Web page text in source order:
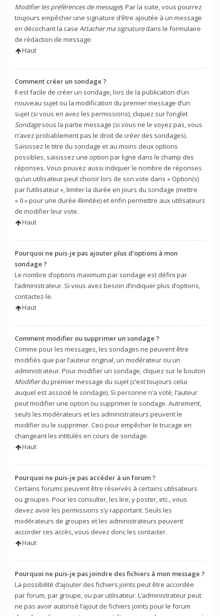
Modifier les préférences de message). Par la suite, vous pourrez
toujours empêcher une signature d’être ajoutée à un message
en décochant la case Attacher ma signaturedans le formulaire
de rédaction de message.
Haut
Comment créer un sondage ?
Il est facile de créer un sondage, lors de la publication d’un
nouveau sujet ou la modification du premier message d’un
sujet (si vous en avez les permissions), cliquez sur l’onglet
Sondagesous la partie message (si vous ne le voyez pas, vous
n’avez probablement pas le droit de créer des sondages).
Saisissez le titre du sondage et au moins deux options
possibles, saisissez une option par ligne dans le champ des
réponses. Vous pouvez aussi indiquer le nombre de réponses
qu’un utilisateur peut choisir lors de son vote dans « Option(s)
par l’utilisateur », limiter la durée en jours du sondage (mettre
« 0 » pour une durée illimitée) et enfin permettre aux utilisateurs
de modifier leur vote.
Haut
Pourquoi ne puis-je pas ajouter plus d’options à mon
sondage ?
Le nombre d’options maximum par sondage est défini par
l’administrateur. Si vous avez besoin d’indiquer plus d’options,
contactez-le.
Haut
Comment modifier ou supprimer un sondage ?
Comme pour les messages, les sondages ne peuvent être
modifiés que par l’auteur original, un modérateur ou un
administrateur. Pour modifier un sondage, cliquez sur le bouton
Modifierdu premier message du sujet (c’est toujours celui
auquel est associé le sondage). Si personne n’a voté, l’auteur
peut modifier une option ou supprimer le sondage. Autrement,
seuls les modérateurs et les administrateurs peuvent le
modifier ou le supprimer. Ceci pour empêcher le trucage en
changeant les intitulés en cours de sondage.
Haut
Pourquoi ne puis-je pas accéder à un forum ?
Certains forums peuvent être réservés à certains utilisateurs
ou groupes. Pour les consulter, les lire, y poster, etc., vous
devez avoir les permissions s’y rapportant. Seuls les
modérateurs de groupes et les administrateurs peuvent
accorder ces accès, vous devez donc les contacter.
Haut
Pourquoi ne puis-je pas joindre des fichiers à mon message ?
La possibilité d’ajouter des fichiers joints peut être accordée
par forum, par groupe, ou par utilisateur. L’administrateur peut
ne pas avoir autorisé l’ajout de fichiers joints pour le forum